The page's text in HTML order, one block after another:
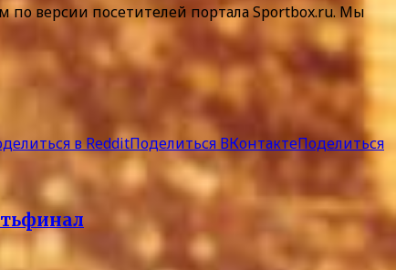
версии посетителей портала Sportbox.ru. Мы
в RedditПоделиться ВКонтактеПоделиться